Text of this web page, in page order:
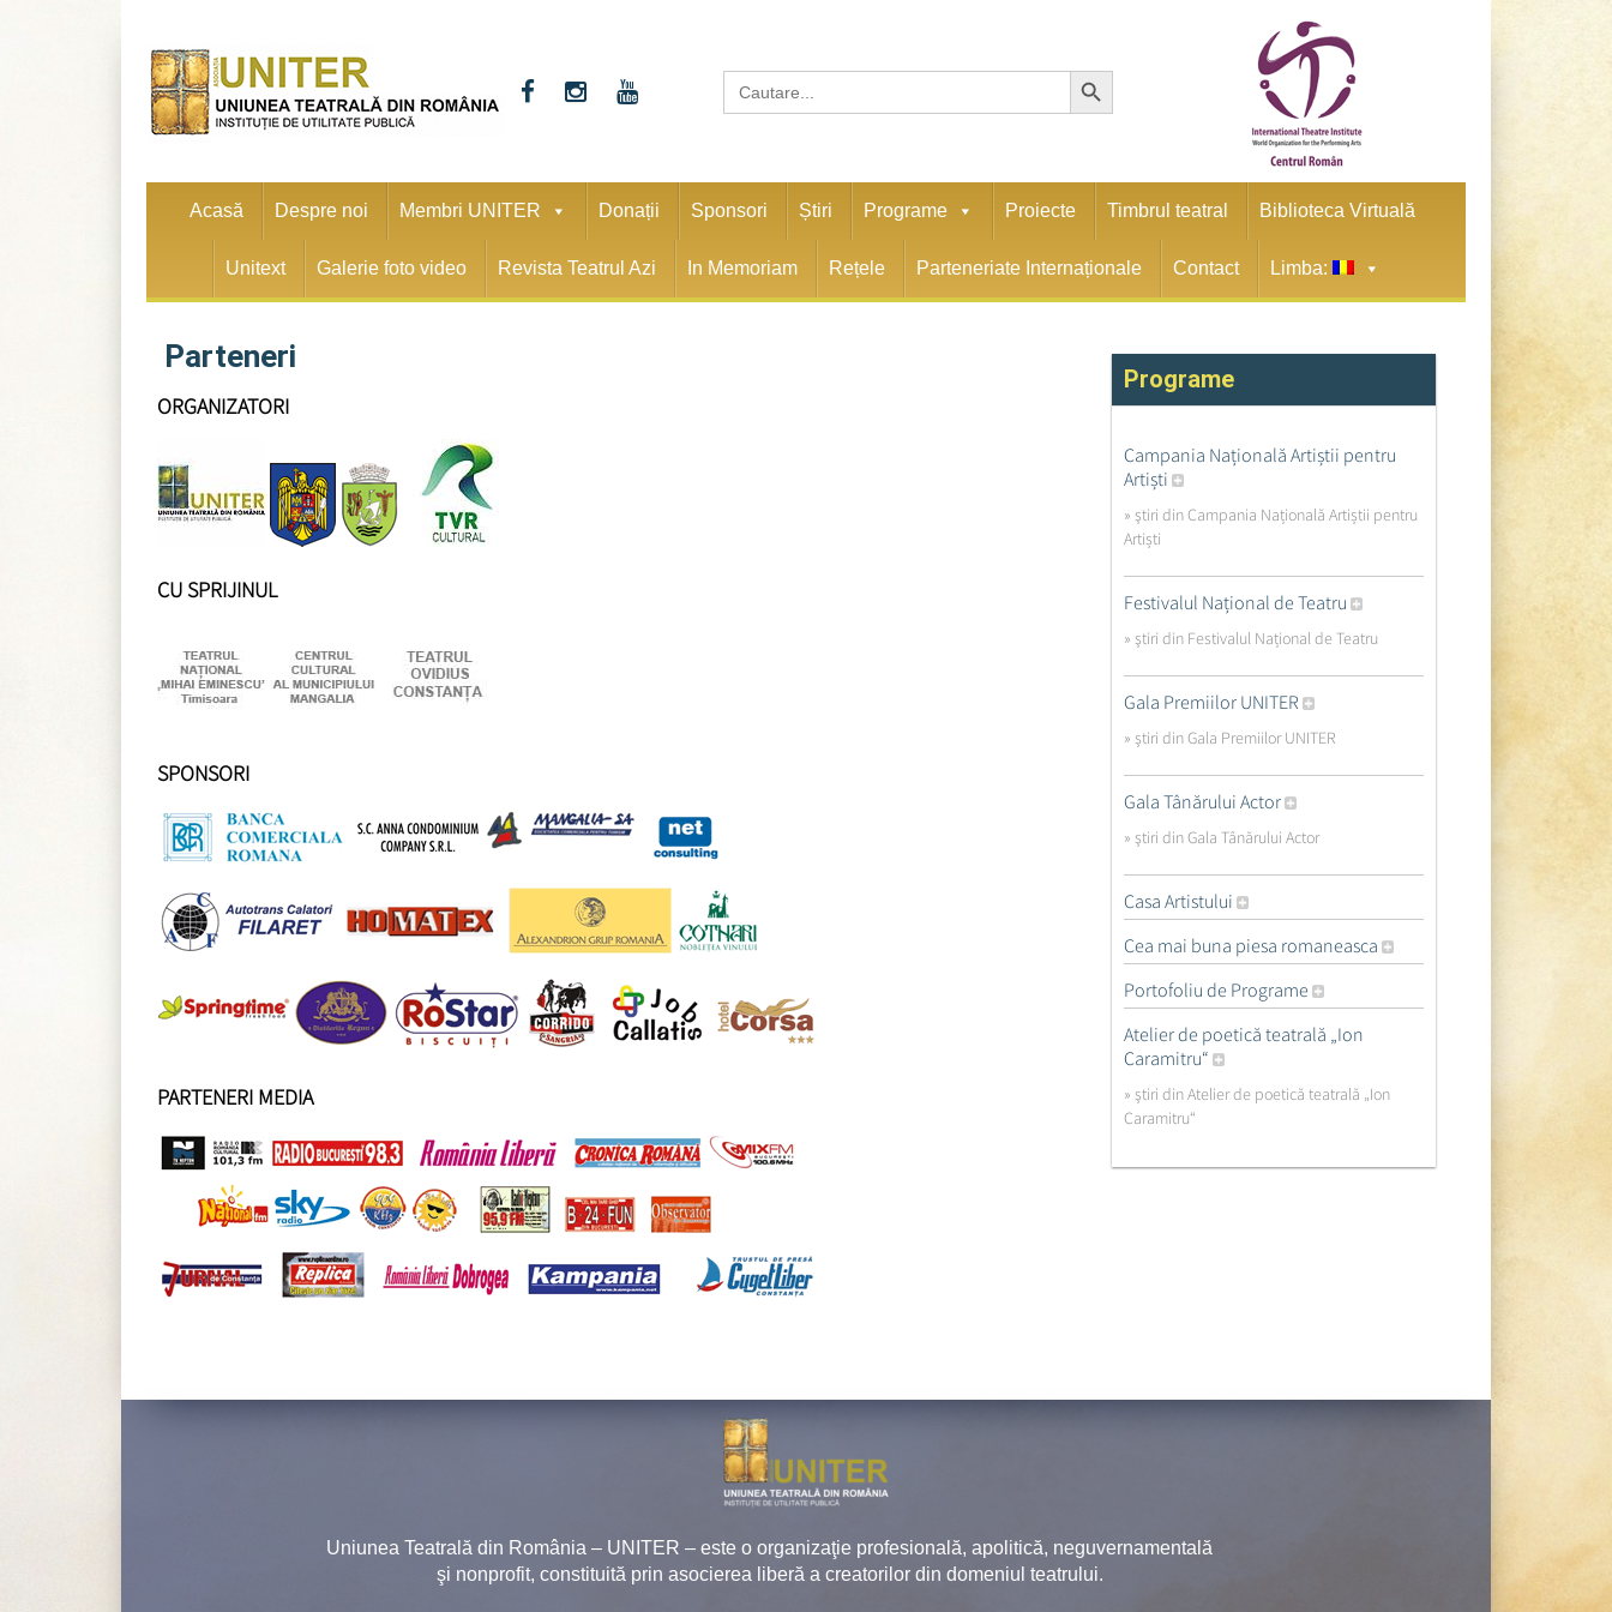
Search
for:
Search Button
Acasă Despre noi Membri UNITER Donații Sponsori Știri Programe Proiecte Timbrul teatral Biblioteca Virtuală
Unitext Galerie foto video Revista Teatrul Azi In Memoriam Rețele Parteneriate Internaționale Contact Limba:
Parteneri
ORGANIZATORI
CU SPRIJINUL
SPONSORI
PARTENERI MEDIA
Programe
Campania Națională Artiștii pentru
Artiști
» ştiri din Campania Națională Artiștii pentru
Artiști
Festivalul Național de Teatru
» ştiri din Festivalul Național de Teatru
Gala Premiilor UNITER
» ştiri din Gala Premiilor UNITER
Gala Tânărului Actor
» ştiri din Gala Tânărului Actor
Casa Artistului
Cea mai buna piesa romaneasca
Portofoliu de Programe
Atelier de poetică teatrală „Ion
Caramitru“
» ştiri din Atelier de poetică teatrală „Ion
Caramitru“
Uniunea Teatrală din România – UNITER – este o organizaţie profesională, apolitică, neguvernamentală
şi nonprofit, constituită prin asocierea liberă a creatorilor din domeniul teatrului.